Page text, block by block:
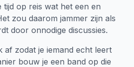
op reis wat het een en
zou daarom jammer zijn als
door onnodige discussies.
af zodat je iemand echt leert
bouw je een band op die